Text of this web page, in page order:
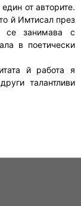
от авторите.
й Имтисал през
се занимава с
в поетически
й работа я
талантливи